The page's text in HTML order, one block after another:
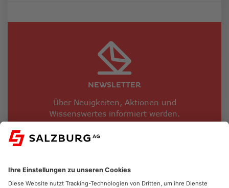
NEWSLETTER
Über Neuigkeiten, Aktionen und
Wissenswertes informiert werden.